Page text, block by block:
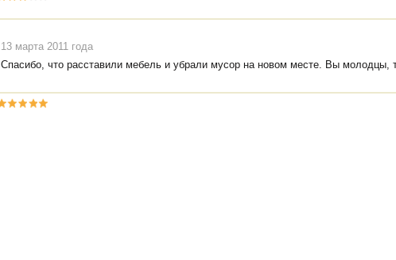
13 марта 2011 года
Спасибо, что расставили мебель и убрали мусор на новом месте. Вы молодцы,